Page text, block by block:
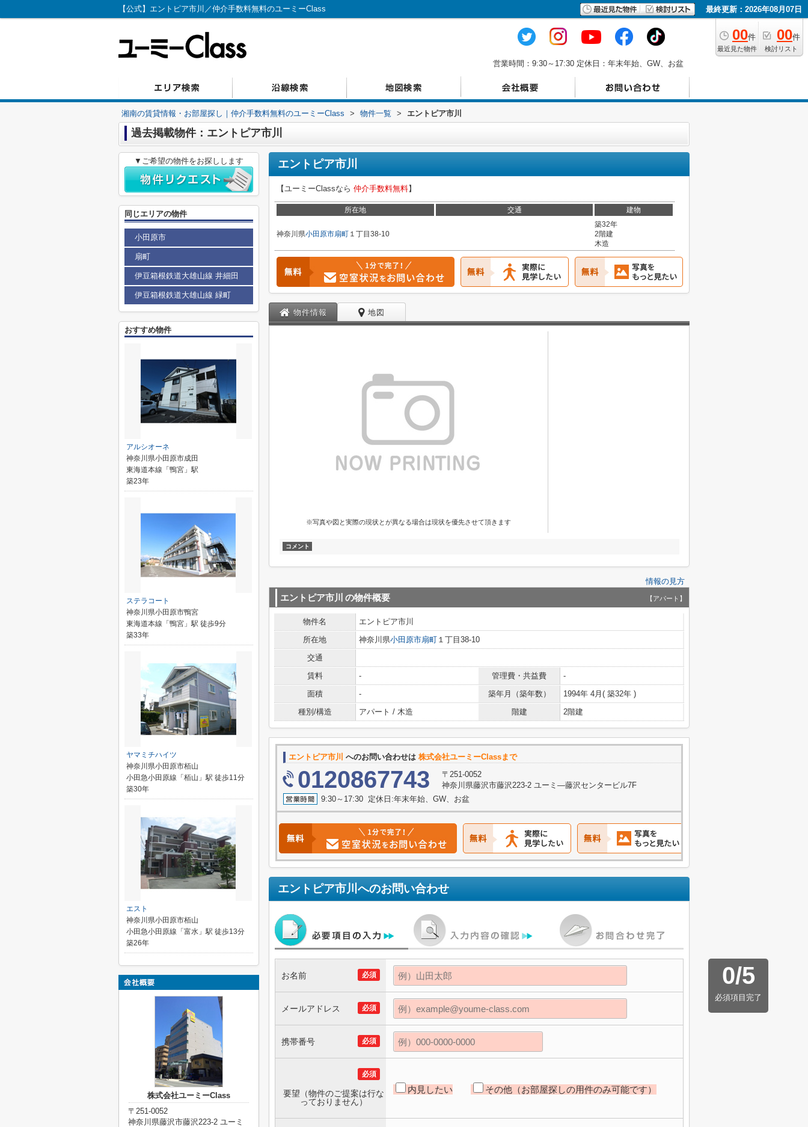
【公式】エントピア市川／仲介手数料無料のユーミーClass 最終更新：2026年08月07日
00件
最近見た物件
00件
検討リスト
営業時間：9:30～17:30 定休日：年末年始、GW、お盆
湘南の賃貸情報・お部屋探し｜仲介手数料無料のユーミーClass > 物件一覧 > エントピア市川
過去掲載物件：エントピア市川
エントピア市川
【ユーミーClassなら 仲介手数料無料】
所在地 交通 建物
神奈川県小田原市扇町 １丁目38-10
築32年
2階建
木造
物件情報 地図
※写真や図と実際の現状とが異なる場合は現状を優先させて頂きます
コメント
情報の見方
エントピア市川 の物件概要 【アパート】
物件名
エントピア市川
所在地
神奈川県小田原市扇町 １丁目38-10
交通
賃料
- 管理費・共益費
-
面積
- 築年月（築年数）
1994年 4月( 築32年 )
種別/構造
アパート / 木造 階建 2階建
エントピア市川 へのお問い合わせは 株式会社ユーミーClassまで
0120867743
〒251-0052
神奈川県藤沢市藤沢223-2 ユーミ―藤沢センタービル7F
9:30～17:30 定休日:年末年始、GW、お盆
エントピア市川 へのお問い合わせ
0/5
必須項目完了
必須
お名前
必須
メールアドレス
必須
携帯番号
必須
要望（物件のご提案は行な
っておりません）
内見したい その他（お部屋探しの用件のみ可能です）
▼ご希望の物件をお探しします
同じエリアの物件
小田原市
扇町
伊豆箱根鉄道大雄山線 井細田
伊豆箱根鉄道大雄山線 緑町
おすすめ物件
アルシオーネ
神奈川県小田原市成田
東海道本線「鴨宮」駅
築23年
ステラコート
神奈川県小田原市鴨宮
東海道本線「鴨宮」駅 徒歩9分
築33年
ヤマミチハイツ
神奈川県小田原市栢山
小田急小田原線「栢山」駅 徒歩11分
築30年
エスト
神奈川県小田原市栢山
小田急小田原線「富水」駅 徒歩13分
築26年
株式会社ユーミーClass
〒251-0052
神奈川県藤沢市藤沢223-2 ユーミ